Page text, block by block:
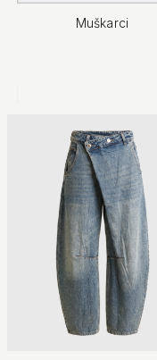
Muškarci